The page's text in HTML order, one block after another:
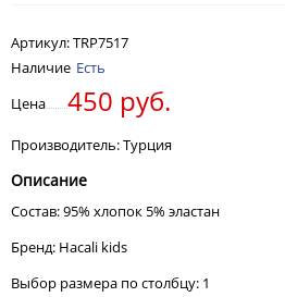
Артикул:TRP7517
Наличие Есть
Цена
450 руб.
Производитель: Турция
Описание
Состав: 95% хлопок 5% эластан
Бренд: Hacali kids
Выбор размера по столбцу: 1